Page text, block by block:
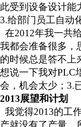
此受到设备设计能
3.给部门员工自动
在2012年我一共
我都会准备很多，
的时候总是答不上
想说一下我对PLC
会，机会太少； 3.
2013展望和计划
我觉得2013的工
产就没有了产量，